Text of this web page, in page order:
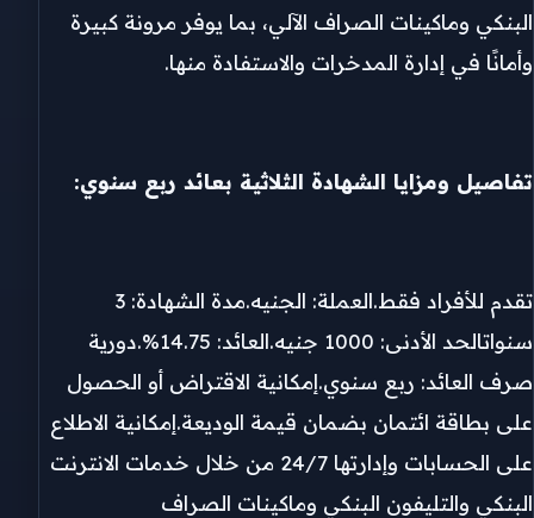
البنكي وماكينات الصراف الآلي، بما يوفر مرونة كبيرة
وأمانًا في إدارة المدخرات والاستفادة منها.
تفاصيل ومزايا الشهادة الثلاثية بعائد ربع سنوي:
تقدم للأفراد فقط.العملة: الجنيه.مدة الشهادة: 3
سنواتالحد الأدنى: 1000 جنيه.العائد: 14.75%.دورية
صرف العائد: ربع سنوي.إمكانية الاقتراض أو الحصول
على بطاقة ائتمان بضمان قيمة الوديعة.إمكانية الاطلاع
على الحسابات وإدارتها 24/7 من خلال خدمات الانترنت
البنكي والتليفون البنكي وماكينات الصراف